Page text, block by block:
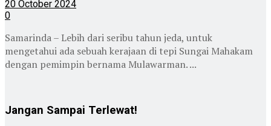
20 October 2024
0
Samarinda – Lebih dari seribu tahun jeda, untuk
mengetahui ada sebuah kerajaan di tepi Sungai Mahakam
dengan pemimpin bernama Mulawarman. ...
Jangan Sampai Terlewat!